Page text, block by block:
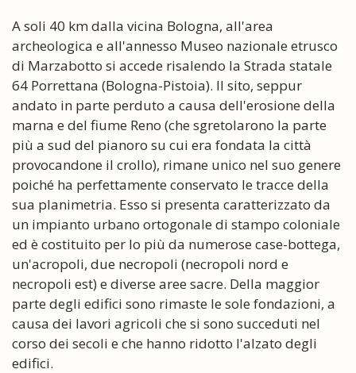
A soli 40 km dalla vicina Bologna, all'area
archeologica e all'annesso Museo nazionale etrusco
di Marzabotto si accede risalendo la Strada statale
64 Porrettana (Bologna-Pistoia). Il sito, seppur
andato in parte perduto a causa dell'erosione della
marna e del fiume Reno (che sgretolarono la parte
più a sud del pianoro su cui era fondata la città
provocandone il crollo), rimane unico nel suo genere
poiché ha perfettamente conservato le tracce della
sua planimetria. Esso si presenta caratterizzato da
un impianto urbano ortogonale di stampo coloniale
ed è costituito per lo più da numerose case-bottega,
un'acropoli, due necropoli (necropoli nord e
necropoli est) e diverse aree sacre. Della maggior
parte degli edifici sono rimaste le sole fondazioni, a
causa dei lavori agricoli che si sono succeduti nel
corso dei secoli e che hanno ridotto l'alzato degli
edifici.